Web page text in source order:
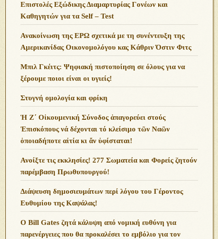
Επιστολές Εξώδικης Διαμαρτυρίας Γονέων και
Καθηγητών για τα Self – Test
Ανακοίνωση της ΕΡΩ σχετικά με τη συνέντευξη της
Αμερικανίδας Οικονομολόγου κας Κάθριν Όστιν Φιτς
Μπιλ Γκέιτς: Ψηφιακή πιστοποίηση σε όλους για να
ξέρουμε ποιοι είναι οι υγιείς!
Στυγνή ομολογία και φρίκη
Ἡ Ζ΄ Οἰκουμενική Σύνοδος ἀπαγορεύει στούς
Ἐπισκόπους νά δέχονται τό κλείσιμο τῶν Ναῶν
ὁποιαδήποτε αἰτία κι ἄν ὑφίσταται!
Ανoίξτε τις εκκλησίες! 277 Σωματεία και Φορείς ζητούν
παρέμβαση Πρωθυπουργού!
Διάψευση δημοσιευμάτων περί λόγου του Γέροντος
Ευθυμίου της Καψάλας!
O Bill Gates ζητά κάλυψη από νομική ευθύνη για
παρενέργειες που θα προκαλέσει το εμβόλιο για τον